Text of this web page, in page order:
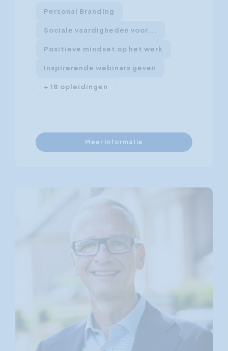
Personal Branding
Sociale vaardigheden voor...
Positieve mindset op het werk
Inspirerende webinars geven
+ 18 opleidingen
Meer informatie